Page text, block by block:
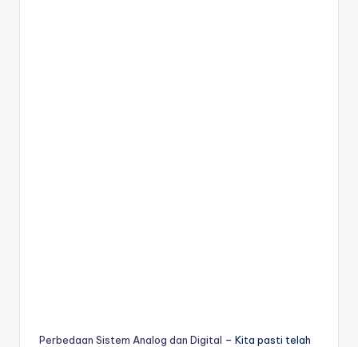
Perbedaan Sistem Analog dan Digital – Kita pasti telah